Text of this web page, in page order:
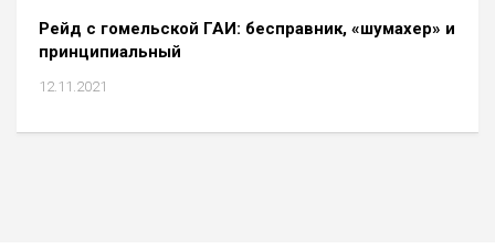
Рейд с гомельской ГАИ: бесправник, «шумахер» и
принципиальный
12.11.2021